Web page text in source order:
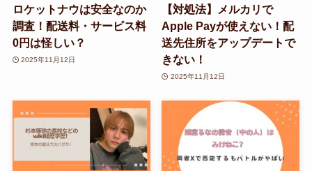
ロケットナウは安全なのか
調査！配送料・サービス料
0円は怪しい？
2025年11月12日
【対処法】メルカリで
Apple Payが使えない！配
送先住所をアップデートで
きない！
2025年11月12日